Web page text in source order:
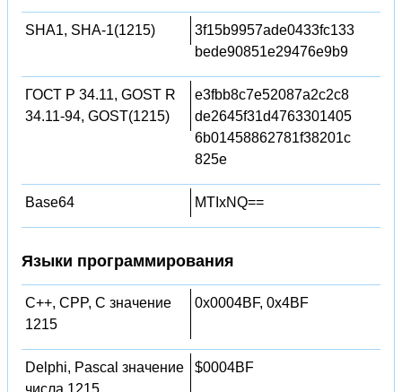
SHA1, SHA-1(1215)
3f15b9957ade0433fc133
bede90851e29476e9b9
ГОСТ Р 34.11, GOST R
34.11-94, GOST(1215)
e3fbb8c7e52087a2c2c8
de2645f31d4763301405
6b01458862781f38201c
825e
Base64 MTIxNQ==
Языки программирования
C++, CPP, C значение
1215
0x0004BF, 0x4BF
Delphi, Pascal значение
числа 1215
$0004BF